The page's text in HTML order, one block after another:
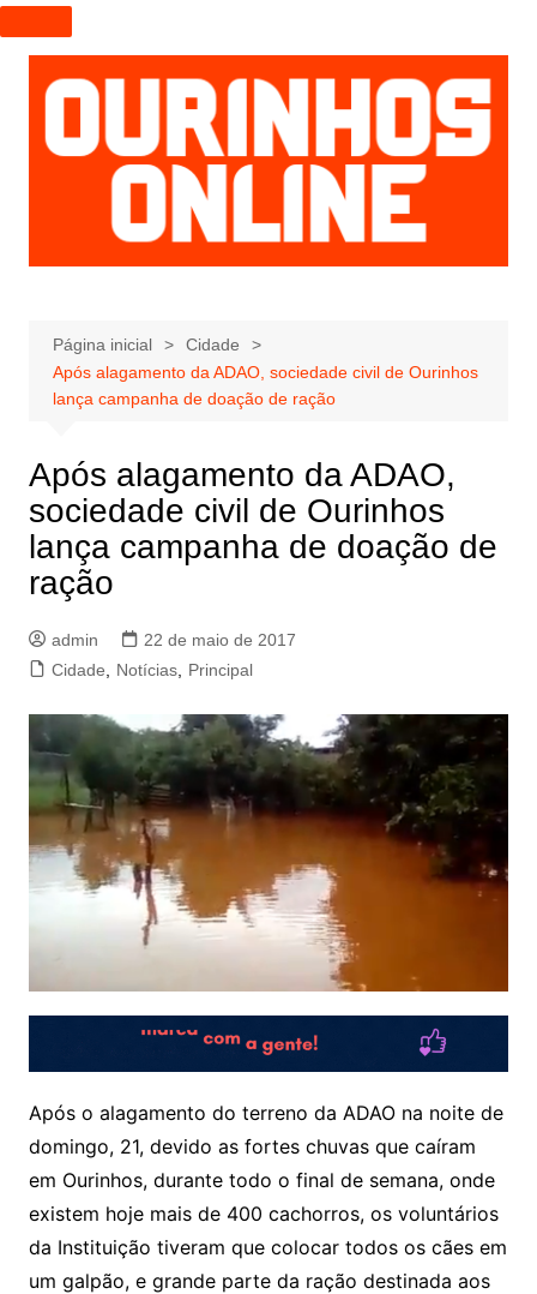
I
r
p
a
r
a
e
ú
d
Página inicial
Cidade
Após alagamento da ADAO, sociedade civil de Ourinhos
lança campanha de doação de ração
Após alagamento da ADAO,
sociedade civil de Ourinhos
lança campanha de doação de
ração
admin
22 de maio de 2017
Cidade
Notícias, Principal
Após o alagamento do terreno da ADAO na noite de
domingo, 21, devido as fortes chuvas que caíram
em Ourinhos, durante todo o final de semana, onde
existem hoje mais de 400 cachorros, os voluntários
da Instituição tiveram que colocar todos os cães em
um galpão, e grande parte da ração destinada aos